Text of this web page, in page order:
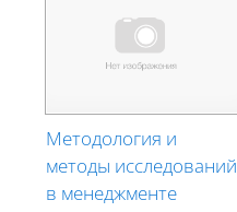
Методология и
методы исследований
в менеджменте